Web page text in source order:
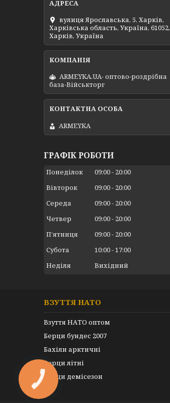
вулиця Ярославська, 5, Харків,
Харківська область, Україна, 61052,
Харків, Україна
ARMEYKA.UA- оптово-роздрібна
база-Військторг
ARMEYKA
ГРАФІК РОБОТИ
Понеділок 09:00
20:00
Вівторок
09:00
20:00
Середа
09:00
20:00
Четвер
09:00
20:00
Пʼятниця
09:00
20:00
Субота
10:00 17:00
Неділя
Вихідний
ВЗУТТЯ НАТО
Взуття НАТО оптом
Берци бундес 2007
Бахіли арктичні
Берци літні
Берци демісезон
КНОПКА
ЗВ'ЯЗКУ